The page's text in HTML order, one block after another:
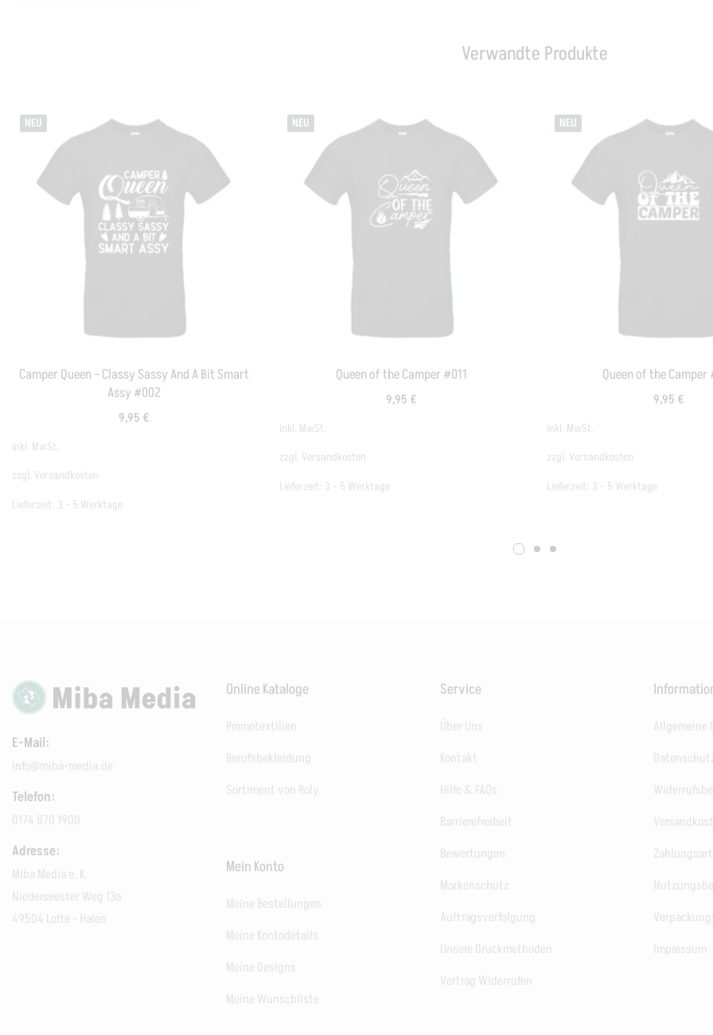
Verwandte Produkte
NEU
Camper Queen – Classy Sassy And A Bit Smart
Assy #002
9,95 €
inkl. MwSt.
zzgl. Versandkosten
Lieferzeit: 3 - 5 Werktage
NEU
Queen of the Camper #011
9,95 €
inkl. MwSt.
zzgl. Versandkosten
Lieferzeit: 3 - 5 Werktage
NEU
Queen of the Camper
9,95 €
inkl. MwSt.
zzgl. Versandkosten
Lieferzeit: 3 - 5 Werktage
E-Mail:
info@miba-media.de
Telefon:
0174 870 1900
Adresse:
Miba Media e. K.
Niederseester Weg 13a
49504 Lotte - Halen
Online Kataloge
Promotextilien
Berufsbekleidung
Sortiment von Roly
Mein Konto
Meine Bestellungen
Meine Kontodetails
Meine Designs
Meine Wunschliste
Service
Über Uns
Kontakt
Hilfe & FAQs
Barrierefreiheit
Bewertungen
Markenschutz
Auftragsverfolgung
Unsere Druckmethoden
Vertrag Widerrufen
Allgemeine
Impressum